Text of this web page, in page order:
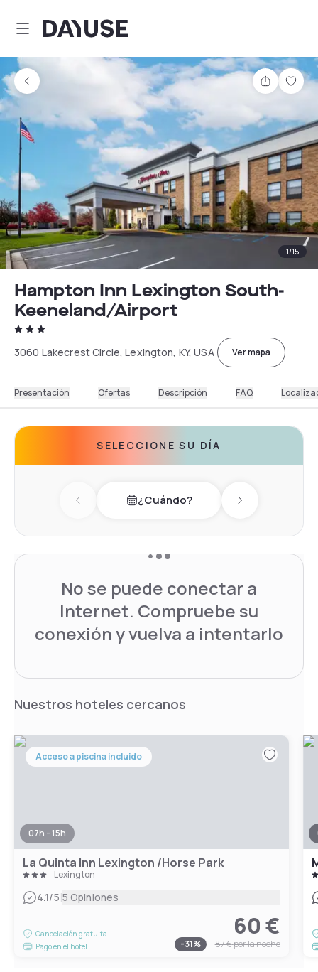
Dayuse
1/15
Hampton Inn Lexington South-
Keeneland/Airport
3060 Lakecrest Circle, Lexington, KY, USA Ver mapa
Presentación Ofertas Descripción FAQ
SELECCIONE SU DÍA
Previous day¿Cuándo? Next day
No se puede conectar a
Internet. Compruebe su
conexión y vuelva a intentarlo
Nuestros hoteles cercanos
Acceso a piscina incluido
07h - 15h
La Quinta Inn Lexington /Horse Park
Lexington
4.1/5|5 Opiniones
Cancelación gratuita
Pago en el hotel
60 €
-31% 87 €por la noche